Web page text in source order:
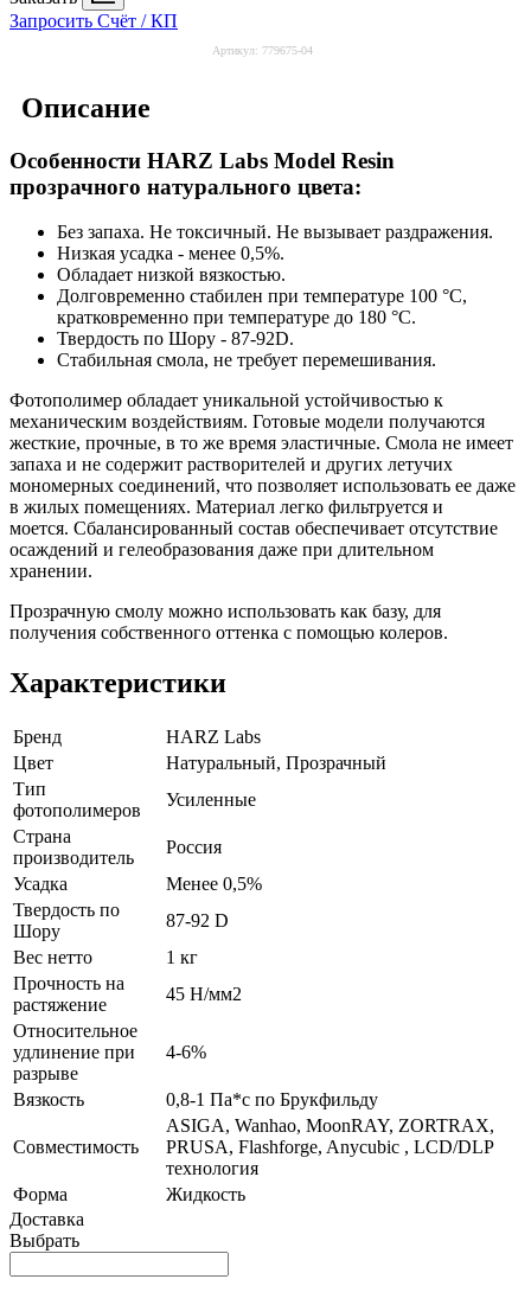
Запросить Счёт / КП
Артикул: 779675-04
Описание
Особенности HARZ Labs Model Resin
прозрачного натурального цвета:
Без запаха. Не токсичный. Не вызывает раздражения.
Низкая усадка - менее 0,5%.
Обладает низкой вязкостью.
Долговременно стабилен при температуре 100 °С,
кратковременно при температуре до 180 °С.
Твердость по Шору - 87-92D.
Стабильная смола, не требует перемешивания.
Фотополимер обладает уникальной устойчивостью к
механическим воздействиям. Готовые модели получаются
жесткие, прочные, в то же время эластичные. Смола не имеет
запаха и не содержит растворителей и других летучих
мономерных соединений, что позволяет использовать ее даже
в жилых помещениях. Материал легко фильтруется и
моется. Сбалансированный состав обеспечивает отсутствие
осаждений и гелеобразования даже при длительном
хранении.
Прозрачную смолу можно использовать как базу, для
получения собственного оттенка с помощью колеров.
Характеристики
Бренд
HARZ Labs
Цвет
Натуральный, Прозрачный
Тип
фотополимеров
Усиленные
Страна
производитель
Россия
Усадка
Менее 0,5%
Твердость по
Шору
87-92 D
Вес нетто
1 кг
Прочность на
растяжение
45 Н/мм2
Относительное
удлинение при
разрыве
4-6%
Вязкость 0,8-1 Па*с по Брукфильду
Совместимость
ASIGA, Wanhao, MoonRAY, ZORTRAX,
PRUSA, Flashforge, Anycubic , LCD/DLP
технология
Форма
Жидкость
Доставка
Выбрать